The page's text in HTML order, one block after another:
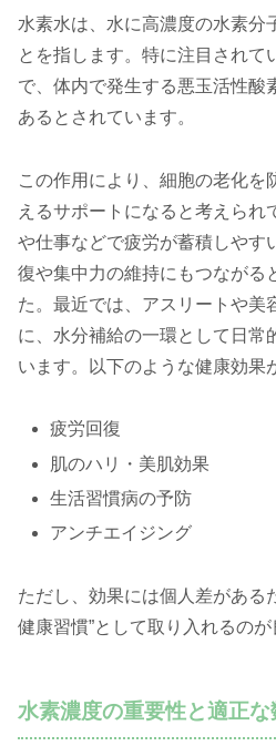
水素水は、水に高濃度の水素分
とを指します。特に注目されて
で、体内で発生する悪玉活性酸
あるとされています。
この作用により、細胞の老化を
えるサポートになると考えられ
や仕事などで疲労が蓄積しやす
復や集中力の維持にもつながる
た。最近では、アスリートや美
に、水分補給の一環として日常
います。以下のような健康効果
疲労回復
肌のハリ・美肌効果
生活習慣病の予防
アンチエイジング
ただし、効果には個人差がある
健康習慣”として取り入れるのが
水素濃度の重要性と適正な